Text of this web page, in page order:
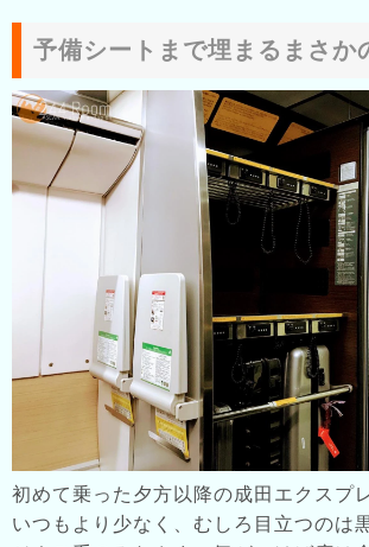
予備シートまで埋まるまさか
初めて乗った夕方以降の成田エクスプ
いつもより少なく、むしろ目立つのは